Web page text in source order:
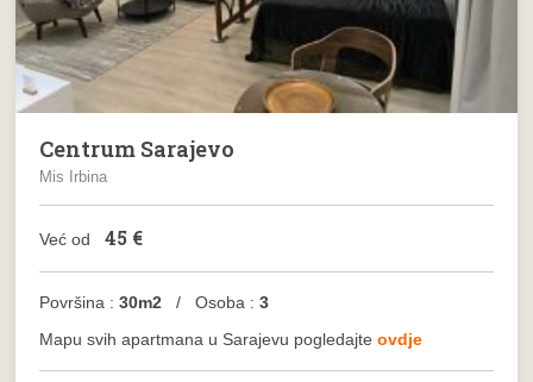
Centrum Sarajevo
Mis Irbina
Već od 45 €
Površina :30m2 / Osoba :3
Mapu svih apartmana u Sarajevu pogledajteovdje